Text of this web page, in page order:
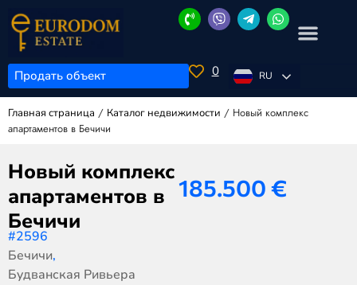
Продать объект 0 RU
Главная страница / Каталог недвижимости / Новый комплекс
апартаментов в Бечичи
Новый комплекс
апартаментов в
Бечичи
#2596
Бечичи,
Будванская Ривьера
185.500 €